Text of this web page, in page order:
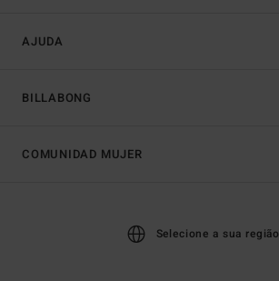
AJUDA
BILLABONG
COMUNIDAD MUJER
Selecione a sua região